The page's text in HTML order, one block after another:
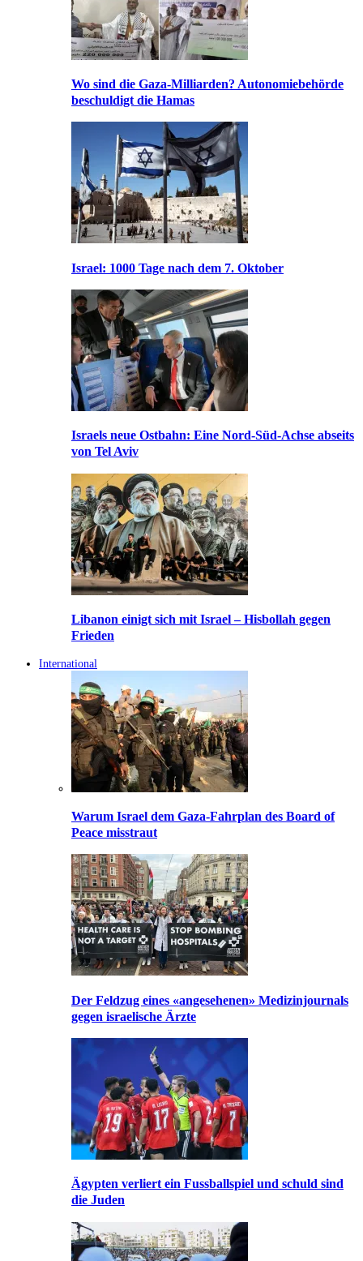
Wo sind die Gaza-Milliarden? Autonomiebehörde
beschuldigt die Hamas
Israel: 1000 Tage nach dem 7. Oktober
Israels neue Ostbahn: Eine Nord-Süd-Achse abseits
von Tel Aviv
Libanon einigt sich mit Israel – Hisbollah gegen
Frieden
International
Warum Israel dem Gaza-Fahrplan des Board of
Peace misstraut
Der Feldzug eines «angesehenen» Medizinjournals
gegen israelische Ärzte
Ägypten verliert ein Fussballspiel und schuld sind
die Juden